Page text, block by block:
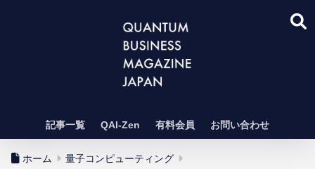
記事一覧 QAI-Zen 有料会員 お問い合わせ
ホーム 量子コンピューティング